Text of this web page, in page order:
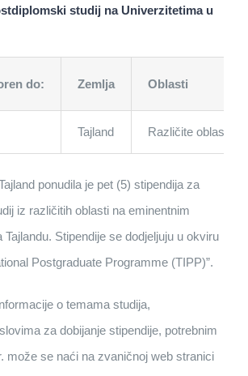
studij na Univerzitetima u
do: Zemlja Oblasti
Tajland Različite oblasti
ponudila je pet (5) stipendija za
iz različitih oblasti na eminentnim
Tajlandu. Stipendije se dodjeljuju u okviru
Postgraduate Programme (TIPP)”.
o temama studija,
za dobijanje stipendije, potrebnim
može se naći na zvaničnoj web stranici